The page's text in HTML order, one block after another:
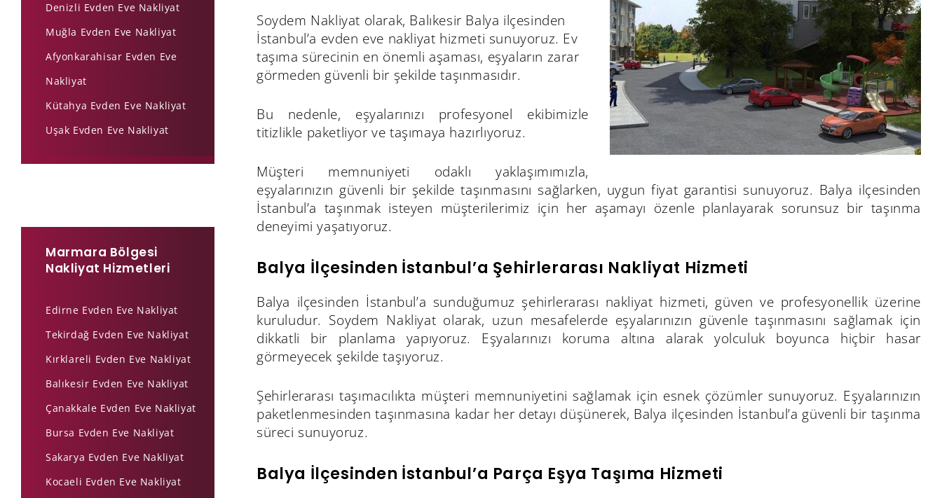
Soydem Nakliyat olarak, Balıkesir Balya ilçesinden
İstanbul’a evden eve nakliyat hizmeti sunuyoruz. Ev
taşıma sürecinin en önemli aşaması, eşyaların zarar
görmeden güvenli bir şekilde taşınmasıdır.
Bu nedenle, eşyalarınızı profesyonel ekibimizle
titizlikle paketliyor ve taşımaya hazırlıyoruz.
Müşteri memnuniyeti odaklı yaklaşımımızla,
eşyalarınızın güvenli bir şekilde taşınmasını sağlarken, uygun fiyat garantisi sunuyoruz. Balya ilçesinden
İstanbul’a taşınmak isteyen müşterilerimiz için her aşamayı özenle planlayarak sorunsuz bir taşınma
deneyimi yaşatıyoruz.
Balya İlçesinden İstanbul’a Şehirlerarası Nakliyat Hizmeti
Balya ilçesinden İstanbul’a sunduğumuz şehirlerarası nakliyat hizmeti, güven ve profesyonellik üzerine
kuruludur. Soydem Nakliyat olarak, uzun mesafelerde eşyalarınızın güvenle taşınmasını sağlamak için
dikkatli bir planlama yapıyoruz. Eşyalarınızı koruma altına alarak yolculuk boyunca hiçbir hasar
görmeyecek şekilde taşıyoruz.
Şehirlerarası taşımacılıkta müşteri memnuniyetini sağlamak için esnek çözümler sunuyoruz. Eşyalarınızın
paketlenmesinden taşınmasına kadar her detayı düşünerek, Balya ilçesinden İstanbul’a güvenli bir taşınma
süreci sunuyoruz.
Balya İlçesinden İstanbul’a Parça Eşya Taşıma Hizmeti
Denizli Evden Eve Nakliyat
Muğla Evden Eve Nakliyat
Afyonkarahisar Evden Eve
Nakliyat
Kütahya Evden Eve Nakliyat
Uşak Evden Eve Nakliyat
Marmara Bölgesi
Nakliyat Hizmetleri
Edirne Evden Eve Nakliyat
Tekirdağ Evden Eve Nakliyat
Kırklareli Evden Eve Nakliyat
Balıkesir Evden Eve Nakliyat
Çanakkale Evden Eve Nakliyat
Bursa Evden Eve Nakliyat
Sakarya Evden Eve Nakliyat
Kocaeli Evden Eve Nakliyat